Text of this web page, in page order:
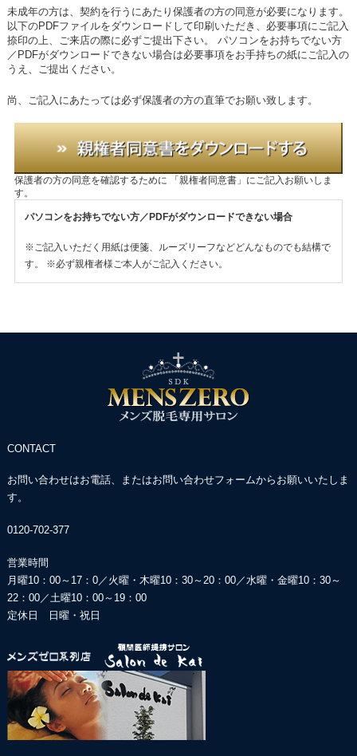
未成年の方は、契約を行うにあたり保護者の方の同意が必要になります。
以下のPDFファイルをダウンロードして印刷いただき、必要事項にご記入
捺印の上、ご来店の際に必ずご提出下さい。
パソコンをお持ちでない方
／PDFがダウンロードできない場合は必要事項をお手持ちの紙にご記入の
うえ、ご提出ください。
尚、ご記入にあたっては必ず保護者の方の直筆でお願い致します。
保護者の方の同意を確認するために 「親権者同意書」にご記入お願いしま
す。
パソコンをお持ちでない方／PDFがダウンロードできない場合
※ご記入いただく用紙は便箋、ルーズリーフなどどんなものでも結構で
す。
※必ず親権者様ご本人がご記入ください。
CONTACT
お問い合わせはお電話、またはお問い合わせフォームからお願いいたしま
す。
0120-702-377
営業時間
月曜10：00～17：0／火曜・木曜10：30～20：00／水曜・金曜10：30～
22：00／土曜10：00～19：00
定休日 日曜・祝日